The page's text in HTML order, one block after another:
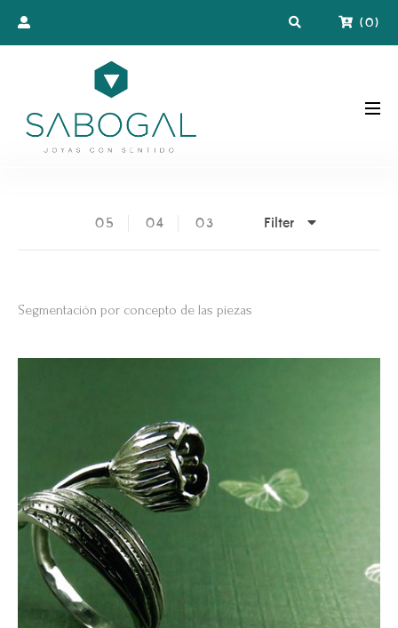
(0)
05 04 03 Filter
Segmentación por concepto de las piezas